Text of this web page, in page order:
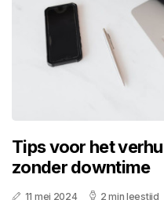
Tips voor het
zonder downtime
11 mei 2024 2 min leestijd